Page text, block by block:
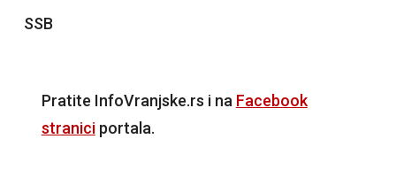
SSB
Pratite InfoVranjske.rs i na Facebook
straniciportala.